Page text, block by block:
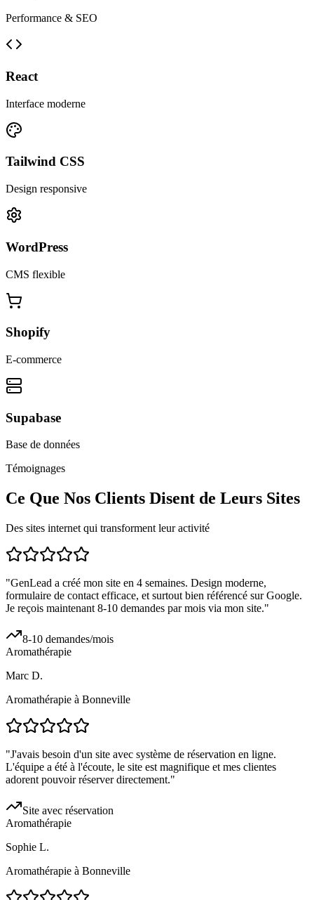
Performance & SEO
React
Interface moderne
Tailwind CSS
Design responsive
WordPress
CMS flexible
Shopify
E-commerce
Supabase
Base de données
Témoignages
Ce Que Nos Clients Disent de Leurs Sites
Des sites internet qui transforment leur activité
"GenLead a créé mon site en 4 semaines. Design moderne,
formulaire de contact efficace, et surtout bien référencé sur Google.
Je reçois maintenant 8-10 demandes par mois via mon site."
8-10 demandes/mois
Aromathérapie
Marc D.
Aromathérapie à Bonneville
"J'avais besoin d'un site avec système de réservation en ligne.
L'équipe a été à l'écoute, le site est magnifique et mes clientes
adorent pouvoir réserver directement."
Site avec réservation
Aromathérapie
Sophie L.
Aromathérapie à Bonneville